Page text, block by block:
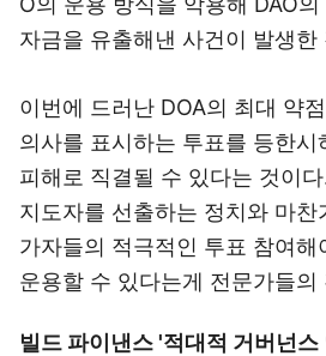
자금을 유출해낸 사건이 발생한
이번에 드러난 DOA의 최대 약
의사를 표시하는 투표를 등한시
피해로 직결될 수 있다는 것이
지도자를 선출하는 정치와 마찬
가자들의 적극적인 투표 참여해
운용할 수 있다는게 전문가들의
빌드 파이낸스 '적대적 거버넌스